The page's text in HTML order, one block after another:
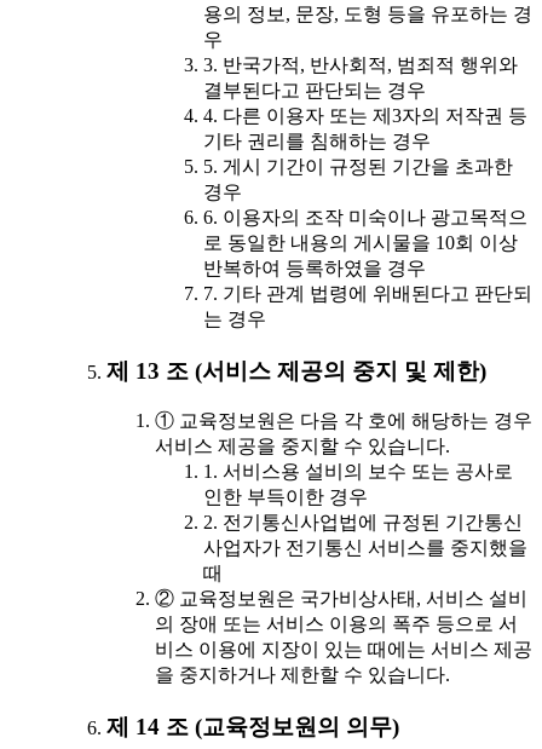
용의 정보, 문장, 도형 등을 유포하는 경
우
3. 반국가적, 반사회적, 범죄적 행위와
결부된다고 판단되는 경우
4. 다른 이용자 또는 제3자의 저작권 등
기타 권리를 침해하는 경우
5. 게시 기간이 규정된 기간을 초과한
경우
6. 이용자의 조작 미숙이나 광고목적으
로 동일한 내용의 게시물을 10회 이상
반복하여 등록하였을 경우
7. 기타 관계 법령에 위배된다고 판단되
는 경우
제 13 조 (서비스 제공의 중지 및 제한)
① 교육정보원은 다음 각 호에 해당하는 경우
서비스 제공을 중지할 수 있습니다.
1. 서비스용 설비의 보수 또는 공사로
인한 부득이한 경우
2. 전기통신사업법에 규정된 기간통신
사업자가 전기통신 서비스를 중지했을
때
② 교육정보원은 국가비상사태, 서비스 설비
의 장애 또는 서비스 이용의 폭주 등으로 서
비스 이용에 지장이 있는 때에는 서비스 제공
을 중지하거나 제한할 수 있습니다.
제 14 조 (교육정보원의 의무)